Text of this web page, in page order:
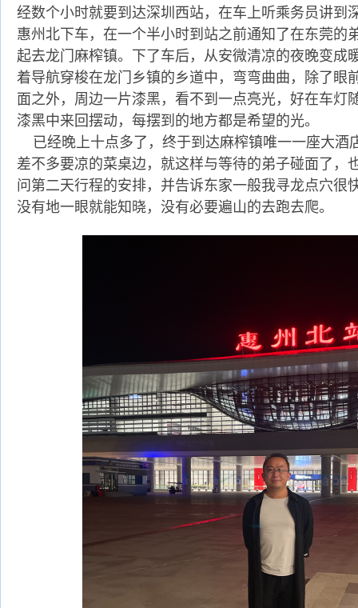
经数个小时就要到达深圳西站，在车上听乘务员讲到
惠州北下车，在一个半小时到站之前通知了在东莞的
起去龙门麻榨镇。下了车后，从安微清凉的夜晚变成
着导航穿梭在龙门乡镇的乡道中，弯弯曲曲，除了眼
面之外，周边一片漆黑，看不到一点亮光，好在车灯
漆黑中来回摆动，每摆到的地方都是希望的光。
已经晚上十点多了，终于到达麻榨镇唯一一座大酒
差不多要凉的菜桌边，就这样与等待的弟子碰面了，
问第二天行程的安排，并告诉东家一般我寻龙点穴很
没有地一眼就能知晓，没有必要遍山的去跑去爬。